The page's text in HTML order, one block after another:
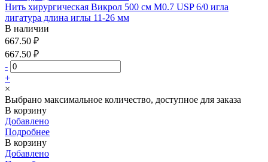
Нить хирургическая Викрол 500 см М0.7 USP 6/0 игла
лигатура длина иглы 11-26 мм
В наличии
667.50 ₽
667.50 ₽
-
+
×
Выбрано максимальное количество, доступное для заказа
В корзину
Добавлено
Подробнее
В корзину
Добавлено